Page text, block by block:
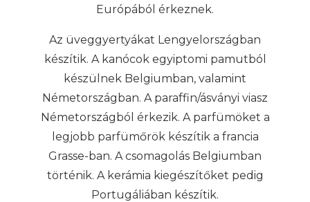
Európából érkeznek.
Az üveggyertyákat Lengyelországban
készítik. A kanócok egyiptomi pamutból
készülnek Belgiumban, valamint
Németországban. A paraffin/ásványi viasz
Németországból érkezik. A parfümöket a
legjobb parfümőrök készítik a francia
Grasse-ban. A csomagolás Belgiumban
történik. A kerámia kiegészítőket pedig
Portugáliában készítik.